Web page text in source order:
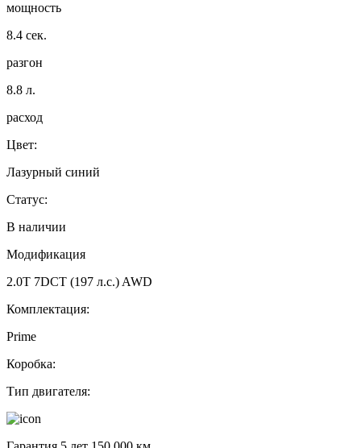
мощность
8.4 сек.
разгон
8.8 л.
расход
Цвет:
Лазурный синий
Статус:
В наличии
Модификация
2.0T 7DCT (197 л.с.) AWD
Комплектация:
Prime
Коробка:
Тип двигателя: